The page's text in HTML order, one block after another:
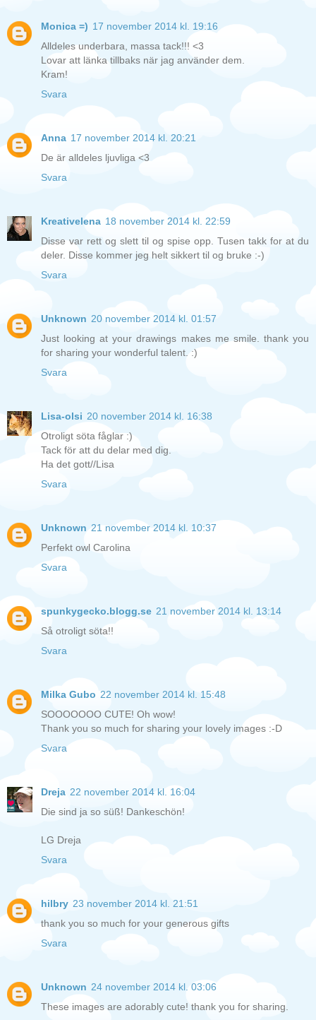
Monica =) 17 november 2014 kl. 19:16
Alldeles underbara, massa tack!!! <3
Lovar att länka tillbaks när jag använder dem.
Kram!
Svara
Anna 17 november 2014 kl. 20:21
De är alldeles ljuvliga <3
Svara
Kreativelena 18 november 2014 kl. 22:59
Disse var rett og slett til og spise opp. Tusen takk for at du
deler. Disse kommer jeg helt sikkert til og bruke :-)
Svara
Unknown 20 november 2014 kl. 01:57
Just looking at your drawings makes me smile. thank you
for sharing your wonderful talent. :)
Svara
Lisa-olsi 20 november 2014 kl. 16:38
Otroligt söta fåglar :)
Tack för att du delar med dig.
Ha det gott//Lisa
Svara
Unknown 21 november 2014 kl. 10:37
Perfekt owl Carolina
Svara
spunkygecko.blogg.se 21 november 2014 kl. 13:14
Så otroligt söta!!
Svara
Milka Gubo 22 november 2014 kl. 15:48
SOOOOOOO CUTE! Oh wow!
Thank you so much for sharing your lovely images :-D
Svara
Dreja 22 november 2014 kl. 16:04
Die sind ja so süß! Dankeschön!
LG Dreja
Svara
hilbry 23 november 2014 kl. 21:51
thank you so much for your generous gifts
Svara
Unknown 24 november 2014 kl. 03:06
These images are adorably cute! thank you for sharing.